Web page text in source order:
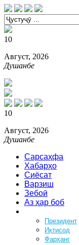
10
Август, 2026
Душанбе
10
Август, 2026
Душанбе
Сарсаҳфа
Хабарҳо
Сиёсат
Варзиш
Зебоӣ
Аз ҳар боб
Президент
Иқтисод
Фарҳанг